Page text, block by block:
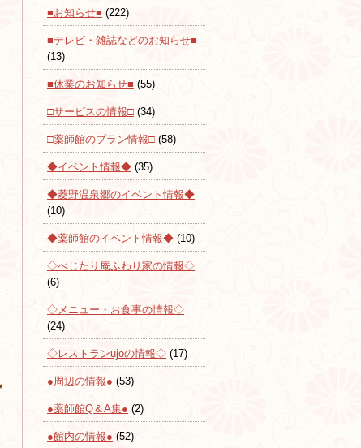
■お知らせ■ (222)
■テレビ・雑誌などのお知らせ■
(13)
■休業のお知らせ■ (55)
□サービスの情報□ (34)
□薬師館のプラン情報□ (58)
◆イベント情報◆ (35)
◆菱野温泉郷のイベント情報◆
(10)
◆薬師館のイベント情報◆ (10)
◇べじたり庵ふわり家の情報◇
(6)
◇メニュー・お食事の情報◇
(24)
◇レストランujoの情報◇ (17)
●周辺の情報● (53)
●薬師館Q＆A集● (2)
●館内の情報● (52)